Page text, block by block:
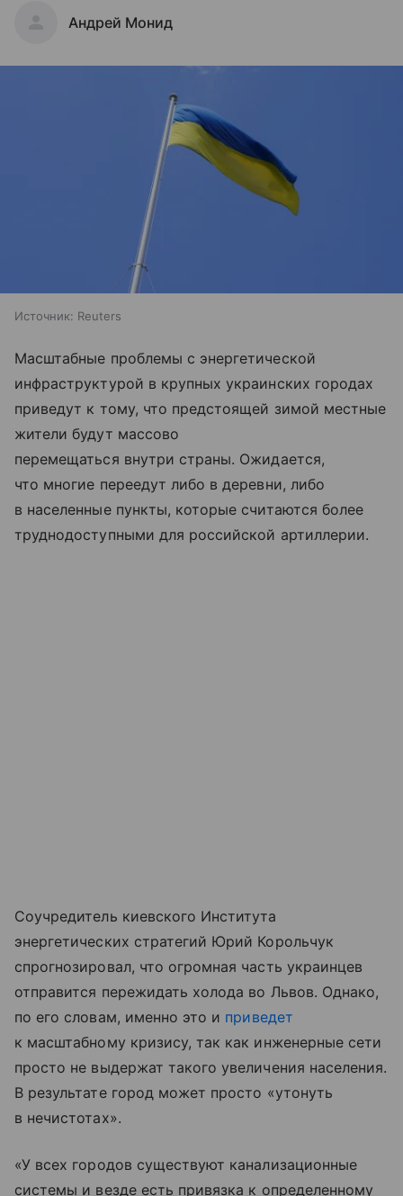
Андрей Монид
Источник: Reuters
Масштабные проблемы с энергетической
инфраструктурой в крупных украинских городах
приведут к тому, что предстоящей зимой местные
жители будут массово
перемещаться внутри страны. Ожидается,
что многие переедут либо в деревни, либо
в населенные пункты, которые считаются более
труднодоступными для российской артиллерии.
Соучредитель киевского Института
энергетических стратегий Юрий Корольчук
спрогнозировал, что огромная часть украинцев
отправится пережидать холода во Львов. Однако,
по его словам, именно это и приведет
к масштабному кризису, так как инженерные сети
просто не выдержат такого увеличения населения.
В результате город может просто «утонуть
в нечистотах».
«У всех городов существуют канализационные
системы и везде есть привязка к определенному